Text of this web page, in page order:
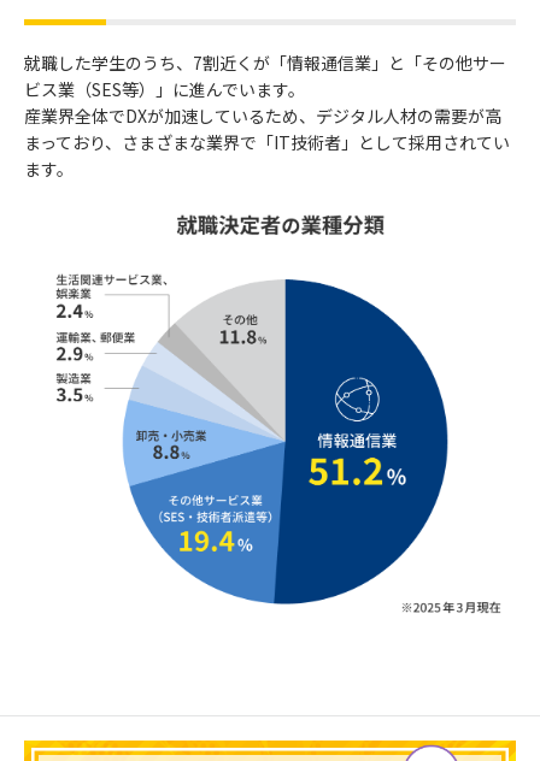
チームラボ株式会社
合同会社DMM.com
ディップ株式会社
トヨタ自動車株式会社
日本旅客鉄道株式会社（JR西
日本）
パーソルキャリア株式会社
富士ソフト株式会社
楽天グループ株式会社
就職した学生のうち、7割近くが「情報通信業」と「その他サー
ビス業（SES等）」に進んでいます。
産業界全体でDXが加速しているため、デジタル人材の需要が高
まっており、さまざまな業界で「IT技術者」として採用されてい
ます。